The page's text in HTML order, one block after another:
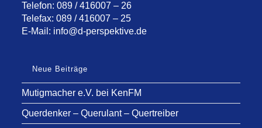
Telefon: 089 / 416007 – 26
Telefax: 089 / 416007 – 25
E-Mail: info@d-perspektive.de
Neue Beiträge
Mutigmacher e.V. bei KenFM
Querdenker – Querulant – Quertreiber